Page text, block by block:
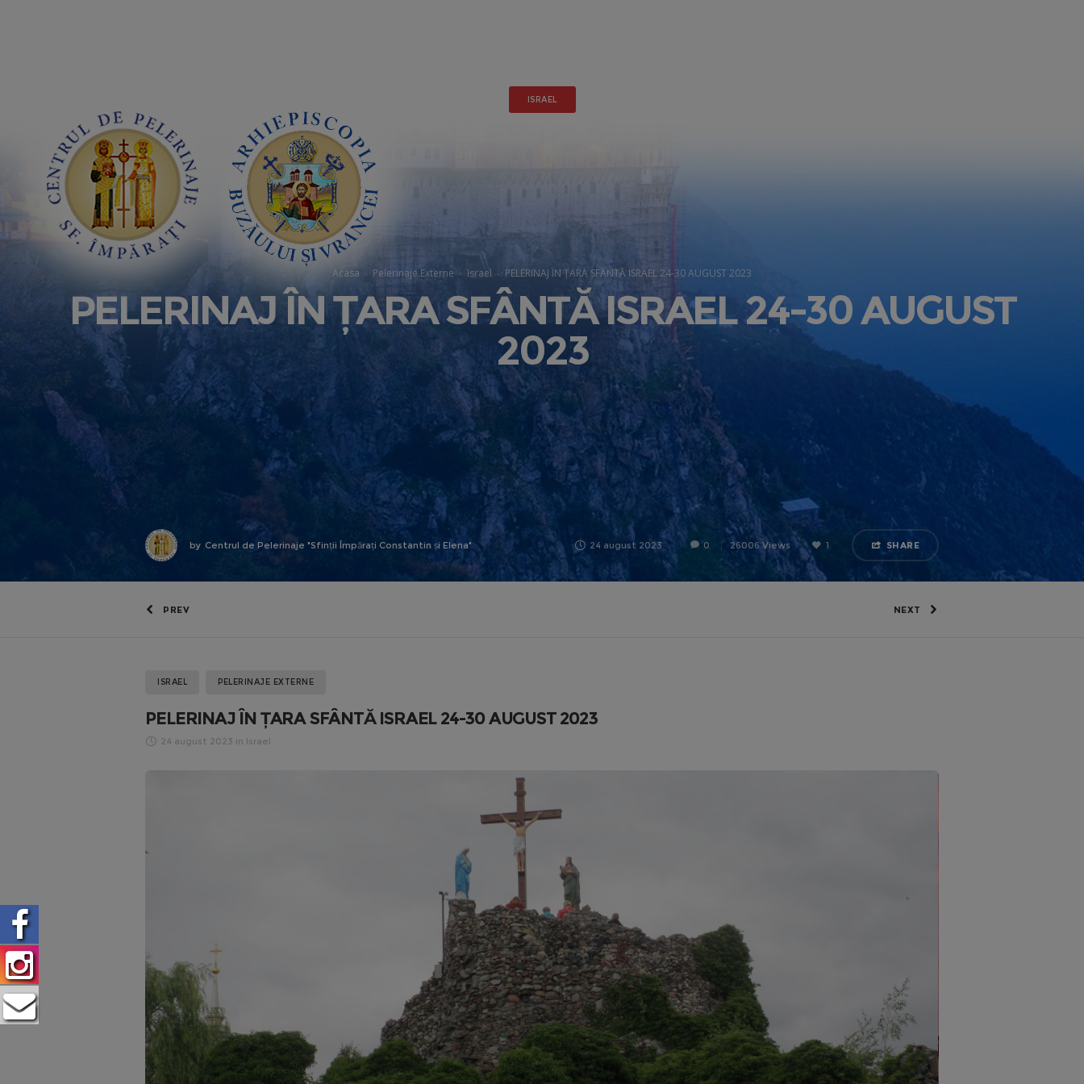
ISRAEL
Acasa Pelerinaje Externe Israel PELERINAJ ÎN ȚARA SFÂNTĂ ISRAEL 24-30 AUGUST 2023
PELERINAJ ÎN ȚARA SFÂNTĂ ISRAEL 24-30 AUGUST
2023
by Centrul de Pelerinaje "Sfinții Împărați Constantin și Elena" 24 august 2023 0 26006 Views 1 SHARE
PREV NEXT
ISRAEL PELERINAJE EXTERNE
PELERINAJ ÎN ȚARA SFÂNTĂ ISRAEL 24-30 AUGUST 2023
24 august 2023 in Israel